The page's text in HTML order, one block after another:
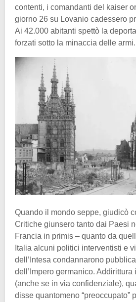
contenti, i comandanti del kaiser
giorno 26 su Lovanio cadessero
Ai 42.000 abitanti spettò la
forzati sotto la minaccia delle armi.
Quando il mondo seppe, giudicò
Critiche giunsero tanto dai Paesi
Francia in primis – quanto da
Italia alcuni politici interventisti e
dell’Intesa condannarono
dell’Impero germanico.
(anche se in via confidenziale),
disse quantomeno “preoccupato”